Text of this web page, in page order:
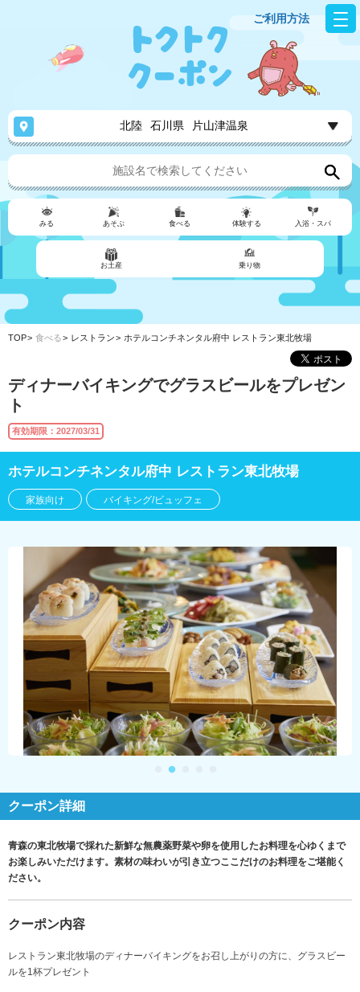
ご利用方法
北陸 石川県 片山津温泉
みる あそぶ 食べる 体験する 入浴・スパ
お土産 乗り物
TOP 食べる レストラン ホテルコンチネンタル府中 レストラン東北牧場
ディナーバイキングでグラスビールをプレゼン
ト
有効期限：2027/03/31
ホテルコンチネンタル府中 レストラン東北牧場
家族向け バイキング/ビュッフェ
クーポン詳細
青森の東北牧場で採れた新鮮な無農薬野菜や卵を使用したお料理を心ゆくまで
お楽しみいただけます。素材の味わいが引き立つここだけのお料理をご堪能く
ださい。
クーポン内容
レストラン東北牧場のディナーバイキングをお召し上がりの方に、グラスビー
ルを1杯プレゼント